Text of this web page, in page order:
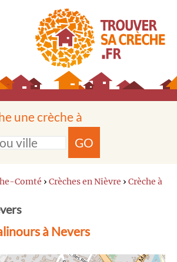
une crèche à
GO
Comté › Crèches en Nièvre › Crèche à
à Nevers